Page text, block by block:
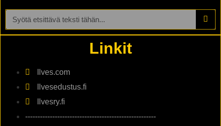
Linkit
Ilves.com
Ilvesedustus.fi
Ilvesry.fi
-----------------------------------------------------